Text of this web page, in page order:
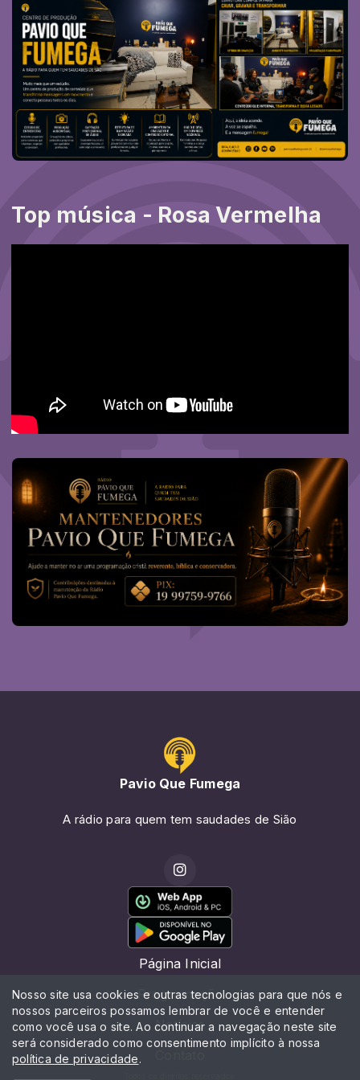
Top música - Rosa Vermelha
Pavio Que Fumega
A rádio para quem tem saudades de Sião
Página Inicial
Programação
Notícias
Nosso site usa cookies e outras tecnologias para que nós e
nossos parceiros possamos lembrar de você e entender
como você usa o site. Ao continuar a navegação neste site
será considerado como consentimento implícito à nossa
política de privacidade.